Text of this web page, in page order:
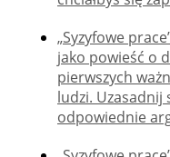
„Syzyfowe
jako powieść o
pierwszych
ludzi. Uzasadnij
odpowiednie